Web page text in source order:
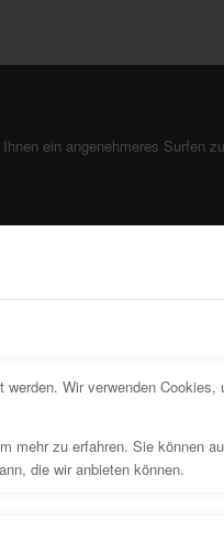
ein angenehmeres Surfen
Wir verwenden
mehr zu erfahren. Sie können
die wir anbieten können.